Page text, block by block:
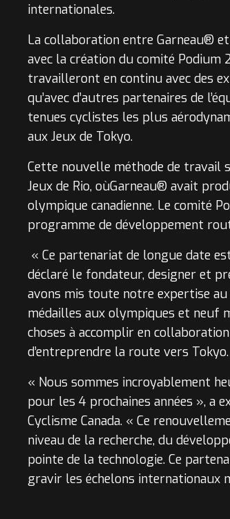
internationales.
La collaboration entre Garneau®
avec la création du comité Podium
travailleront en continu avec des
qu’avec d’autres partenaires de
tenues cyclistes les plus
aux Jeux de Tokyo.
Cette nouvelle méthode de travail
Jeux de Rio, oùGarneau® avait
olympique canadienne. Le comité
programme de développement
« Ce partenariat de longue date
déclaré le fondateur, designer et
avons mis toute notre expertise au
médailles aux olympiques et neuf
choses à accomplir en
d’entreprendre la route vers
« Nous sommes incroyablement
pour les 4 prochaines années », a
Cyclisme Canada. « Ce
niveau de la recherche, du
pointe de la technologie. Ce
gravir les échelons internationaux